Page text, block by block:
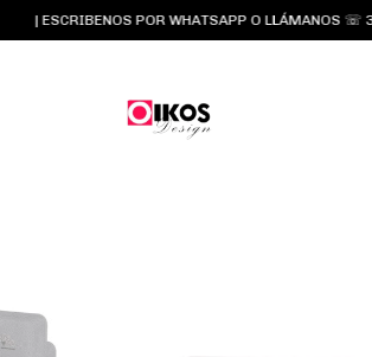
| ESCRIBENOS POR WHATSAPP O LLÁMANOS ☏